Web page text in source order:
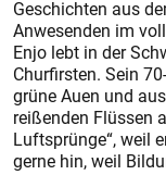
Geschichten aus
Anwesenden im
Enjo lebt in der
Churfirsten. Sein
grüne Auen und
reißenden Flüssen
Luftsprünge“, weil
gerne hin, weil